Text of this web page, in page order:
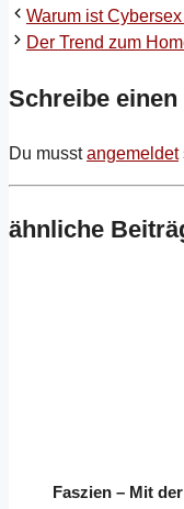
Warum ist
Der Trend zum
Schreibe
Du musstangemeldet
ähnliche
Faszien – Mit